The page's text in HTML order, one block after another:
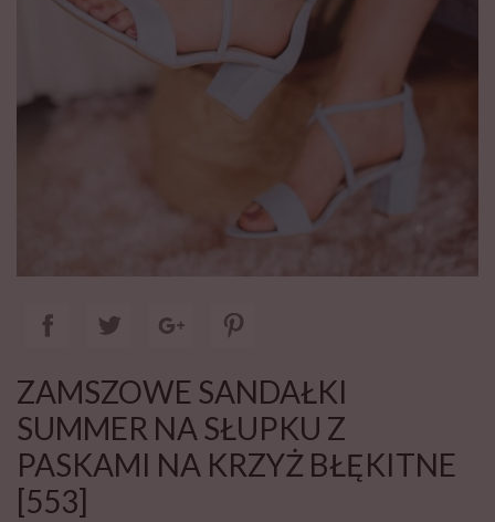
ZAMSZOWE SANDAŁKI
SUMMER NA SŁUPKU Z
PASKAMI NA KRZYŻ BŁĘKITNE
[553]